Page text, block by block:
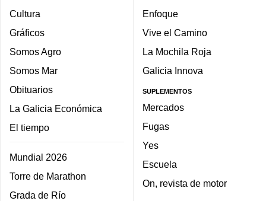
Cultura
Gráficos
Somos Agro
Somos Mar
Obituarios
La Galicia Económica
El tiempo
Mundial 2026
Torre de Marathon
Grada de Río
Enfoque
Vive el Camino
La Mochila Roja
Galicia Innova
SUPLEMENTOS
Mercados
Fugas
Yes
Escuela
On, revista de motor